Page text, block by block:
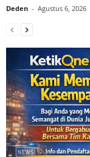
Deden - Agustus 6, 2026